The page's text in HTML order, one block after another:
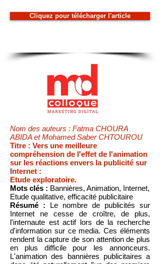
Cliquez pour télécharger l'article
Nom des auteurs : Fatma CHOURA
ABIDA et Mohamed Saber CHTOUROU
Titre : Vers une meilleure
compréhension de l'effet de l'animation
sur les réactions envers la publicité sur
Internet :
Etude exploratoire.
Mots clés : Bannières, Animation, Internet,
Etude qualitative, efficacité publicitaire
Résumé : Le nombre de publicités sur
Internet ne cesse de croître, de plus,
l'internaute est actif lors de la recherche
d'information sur ce media. Ces éléments
rendent la capture de son attention de plus
en plus difficile pour les annonceurs.
L'animation des bannières publicitaires a